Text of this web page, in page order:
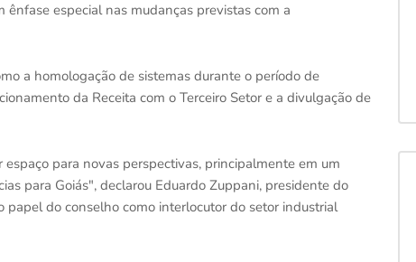
especial nas mudanças previstas com a
a homologação de sistemas durante o período de
da Receita com o Terceiro Setor e a divulgação de
para novas perspectivas, principalmente em um
para Goiás", declarou Eduardo Zuppani, presidente do
papel do conselho como interlocutor do setor industrial